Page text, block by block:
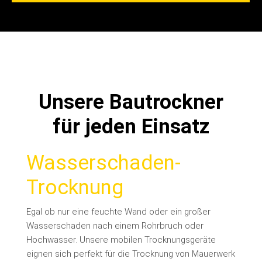
Unsere Bautrockner
für jeden Einsatz
Wasserschaden-
Trocknung
Egal ob nur eine feuchte Wand oder ein großer
Wasserschaden nach einem Rohrbruch oder
Hochwasser. Unsere mobilen Trocknungsgeräte
eignen sich perfekt für die Trocknung von Mauerwerk